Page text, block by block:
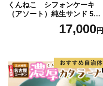
くんねこ シフォンケーキ
（アソート）純生サンド 5個
17,000円